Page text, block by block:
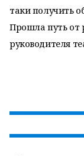
таки получить
Прошла путь от
руководителя